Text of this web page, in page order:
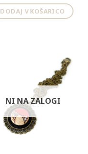
DODAJ V KOŠARICO
NI NA ZALOGI